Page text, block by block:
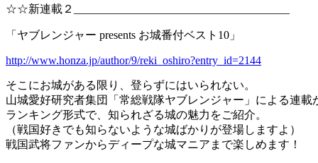
☆☆新連載２______________________________________
「ヤブレンジャー presents お城番付ベスト10」
http://www.honza.jp/author/9/reki_oshiro?entry_id=2144
そこにお城がある限り、登らずにはいられない。
山城愛好研究者集団「常総戦隊ヤブレンジャー」による連載
ランキング形式で、知られざる城の魅力をご紹介。
（戦国好きでも知らないような城ばかりが登場しますよ）
戦国武将ファンからディープな城マニアまで楽しめます！